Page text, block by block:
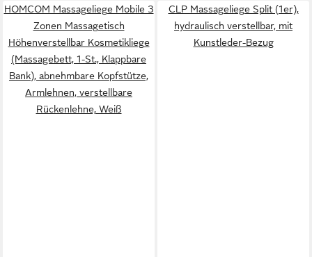
HOMCOM Massageliege Mobile 3
Zonen Massagetisch
Höhenverstellbar Kosmetikliege
(Massagebett, 1-St., Klappbare
Bank), abnehmbare Kopfstütze,
Armlehnen, verstellbare
Rückenlehne, Weiß
CLP Massageliege Split (1er),
hydraulisch verstellbar, mit
Kunstleder-Bezug